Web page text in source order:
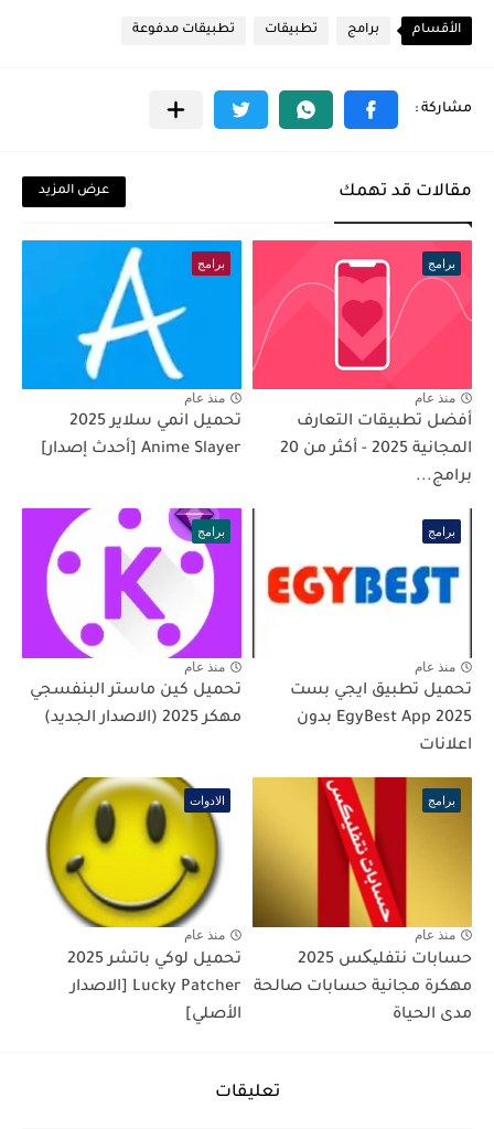
الأقسام برامج تطبيقات تطبيقات مدفوعة
مقالات قد تهمك عرض المزيد
برامج
منذ عام
أفضل تطبيقات التعارف
المجانية 2025 - أكثر من 20
برامج...
برامج
منذ عام
تحميل انمي سلاير 2025
Anime Slayer [أحدث إصدار]
برامج
منذ عام
تحميل تطبيق ايجي بست
2025 EgyBest App بدون
اعلانات
برامج
منذ عام
تحميل كين ماستر البنفسجي
مهكر 2025 (الاصدار الجديد)
برامج
منذ عام
حسابات نتفلیکس 2025
مهكرة مجانية حسابات صالحة
مدى الحياة
الادوات
منذ عام
تحميل لوكي باتشر 2025
Lucky Patcher [الاصدار
الأصلي]
تعليقات